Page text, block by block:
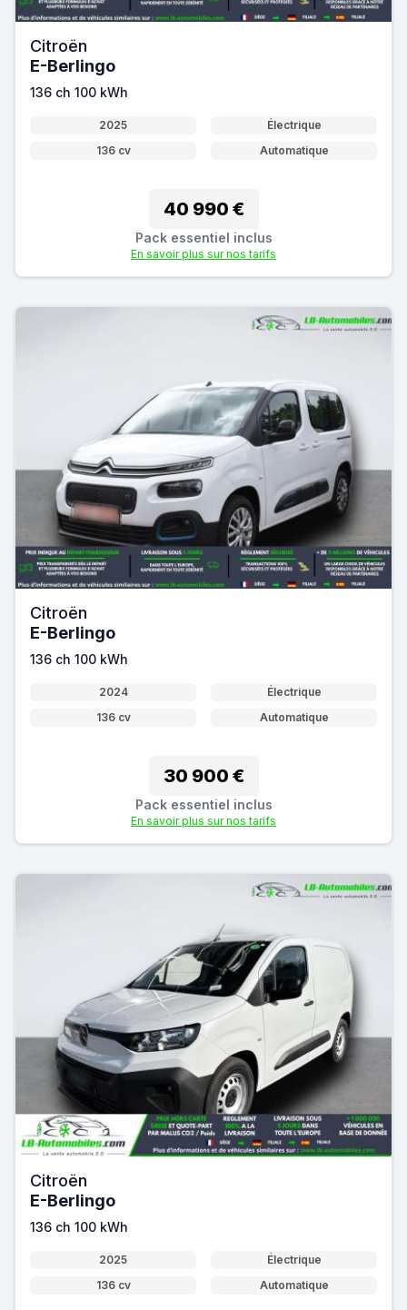
Citroën
E-Berlingo
136 ch 100 kWh
2025
Électrique
136 cv
Automatique
40 990 €
Pack essentiel inclus
En savoir plus sur nos tarifs
Citroën
E-Berlingo
136 ch 100 kWh
2024
Électrique
136 cv
Automatique
30 900 €
Pack essentiel inclus
En savoir plus sur nos tarifs
Citroën
E-Berlingo
136 ch 100 kWh
2025
Électrique
136 cv
Automatique